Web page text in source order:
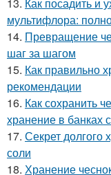
мультифлора:
14. Превращение
шаг за шагом
15. Как правильно
рекомендации
16. Как сохранить
хранение в банках
17. Секрет долгого
соли
18. Хранение